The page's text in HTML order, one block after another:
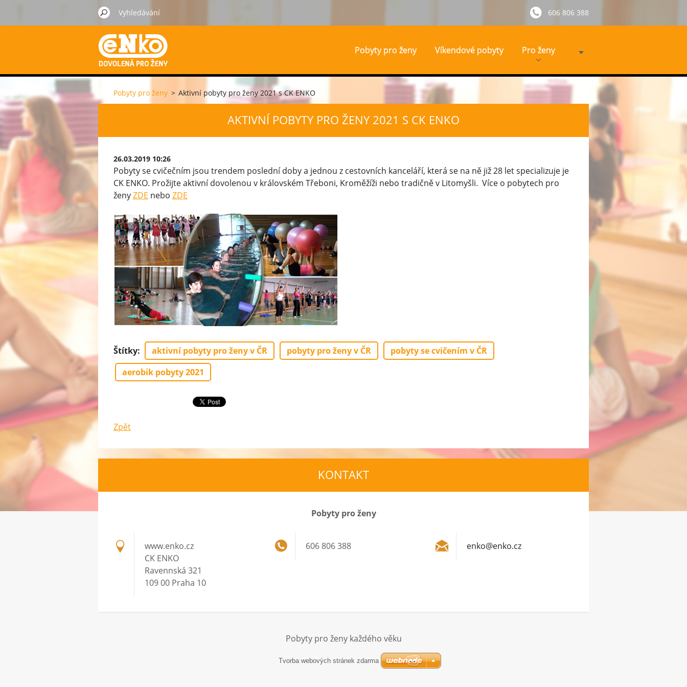
606 806 388
Pobyty pro ženy Víkendové pobyty Pro ženy
Pobyty pro ženy > Aktivní pobyty pro ženy 2021 s CK ENKO
AKTIVNÍ POBYTY PRO ŽENY 2021 S CK ENKO
26.03.2019 10:26
Pobyty se cvičečním jsou trendem poslední doby a jednou z cestovních kanceláří, která se na ně již 28 let specializuje je
CK ENKO. Prožijte aktivní dovolenou v královském Třeboni, Kroměžíži nebo tradičně v Litomyšli. Více o pobytech pro
ženyZDE nebo ZDE
Štítky: aktivní pobyty pro ženy v ČR pobyty pro ženy v ČR
pobyty se cvičením v ČR
aerobik pobyty 2021
Zpět
KONTAKT
Pobyty pro ženy
www.enko.cz
CK ENKO
Ravennská 321
109 00 Praha 10
606 806 388 enko@enko.cz
Pobyty pro ženy každého věku
Tvorba webových stránek zdarma